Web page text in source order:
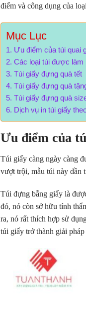
điểm và công dụng của
Mục Lục
Ưu điểm của túi quai
Các loại túi được làm
Túi giấy đựng quà tết
Túi giấy đựng quà
Túi giấy đựng quà
Dịch vụ in túi giấy
Ưu điểm của
Túi giấy càng ngày càng
vượt trội, mẫu túi này dần
Túi đựng bằng giấy là
đó, nó còn sở hữu tính
ra, nó rất thích hợp sử
túi giấy trở thành giải